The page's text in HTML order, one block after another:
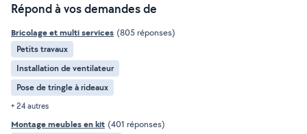
Répond à vos demandes de
Bricolage et multi services (805 réponses)
Petits travaux
Installation de ventilateur
Pose de tringle à rideaux
+ 24 autres
Montage meubles en kit (401 réponses)